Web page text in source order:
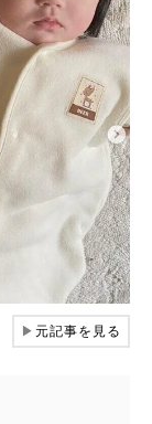
▶元記事を見る